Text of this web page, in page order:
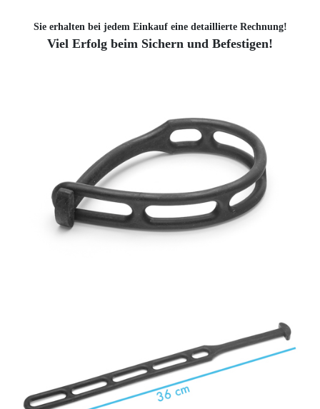
Sie erhalten bei jedem Einkauf eine detaillierte Rechnung!
Viel Erfolg beim Sichern und Befestigen!